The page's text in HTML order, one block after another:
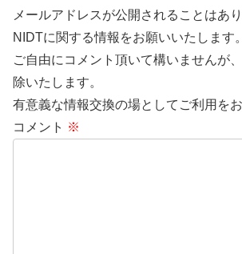
メールアドレスが公開されることはあり
NIDTに関する情報をお願いいたします。
ご自由にコメント頂いて構いませんが
除いたします。
有意義な情報交換の場としてご利用を
コメント ※